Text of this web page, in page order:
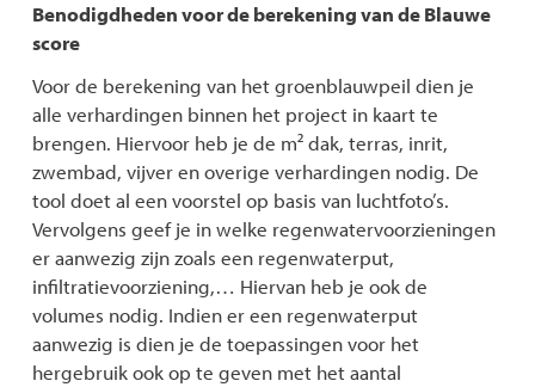
Benodigdheden voor de berekening van de Blauwe
score
Voor de berekening van het groenblauwpeil dien je
alle verhardingen binnen het project in kaart te
brengen. Hiervoor heb je de m² dak, terras, inrit,
zwembad, vijver en overige verhardingen nodig. De
tool doet al een voorstel op basis van luchtfoto’s.
Vervolgens geef je in welke regenwatervoorzieningen
er aanwezig zijn zoals een regenwaterput,
infiltratievoorziening,… Hiervan heb je ook de
volumes nodig. Indien er een regenwaterput
aanwezig is dien je de toepassingen voor het
hergebruik ook op te geven met het aantal